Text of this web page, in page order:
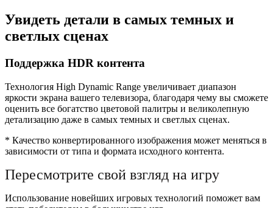
Увидеть детали в самых темных и
светлых сценах
Поддержка HDR контента
Технология High Dynamic Range увеличивает диапазон
яркости экрана вашего телевизора, благодаря чему вы сможете
оценить все богатство цветовой палитры и великолепную
детализацию даже в самых темных и светлых сценах.
* Качество конвертированного изображения может меняться в
зависимости от типа и формата исходного контента.
Пересмотрите свой взгляд на игру
Использование новейших игровых технологий поможет вам